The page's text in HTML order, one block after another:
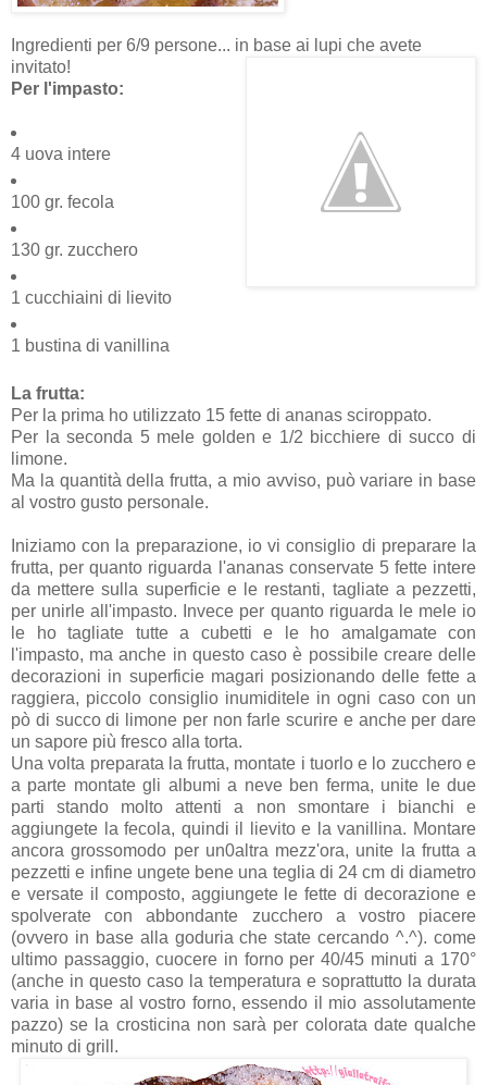
Ingredienti per 6/9 persone... in base ai lupi che avete
invitato!
Per l'impasto:
4 uova intere
100 gr. fecola
130 gr. zucchero
1 cucchiaini di lievito
1 bustina di vanillina
La frutta:
Per la prima ho utilizzato 15 fette di ananas sciroppato.
Per la seconda 5 mele golden e 1/2 bicchiere di succo di
limone.
Ma la quantità della frutta, a mio avviso, può variare in base
al vostro gusto personale.
Iniziamo con la preparazione, io vi consiglio di preparare la
frutta, per quanto riguarda l'ananas conservate 5 fette intere
da mettere sulla superficie e le restanti, tagliate a pezzetti,
per unirle all'impasto. Invece per quanto riguarda le mele io
le ho tagliate tutte a cubetti e le ho amalgamate con
l'impasto, ma anche in questo caso è possibile creare delle
decorazioni in superficie magari posizionando delle fette a
raggiera, piccolo consiglio inumiditele in ogni caso con un
pò di succo di limone per non farle scurire e anche per dare
un sapore più fresco alla torta.
Una volta preparata la frutta, montate i tuorlo e lo zucchero e
a parte montate gli albumi a neve ben ferma, unite le due
parti stando molto attenti a non smontare i bianchi e
aggiungete la fecola, quindi il lievito e la vanillina. Montare
ancora grossomodo per un0altra mezz'ora, unite la frutta a
pezzetti e infine ungete bene una teglia di 24 cm di diametro
e versate il composto, aggiungete le fette di decorazione e
spolverate con abbondante zucchero a vostro piacere
(ovvero in base alla goduria che state cercando ^.^). come
ultimo passaggio, cuocere in forno per 40/45 minuti a 170°
(anche in questo caso la temperatura e soprattutto la durata
varia in base al vostro forno, essendo il mio assolutamente
pazzo) se la crosticina non sarà per colorata date qualche
minuto di grill.